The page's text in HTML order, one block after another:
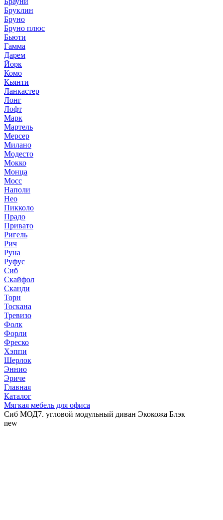
Бруклин
Бруно
Бруно плюс
Бьюти
Гамма
Дарем
Йорк
Комо
Кьянти
Ланкастер
Лонг
Лофт
Марк
Мартель
Мерсер
Милано
Модесто
Мокко
Монца
Мосс
Наполи
Нео
Пикколо
Прадо
Привато
Ригель
Рич
Руна
Руфус
Сиб
Скайфол
Сканди
Торн
Тоскана
Тревизо
Фолк
Форли
Фреско
Хэппи
Шерлок
Эннио
Эриче
Главная
Каталог
Мягкая мебель для офиса
Сиб МОД7. угловой модульный диван Экокожа Блэк
new